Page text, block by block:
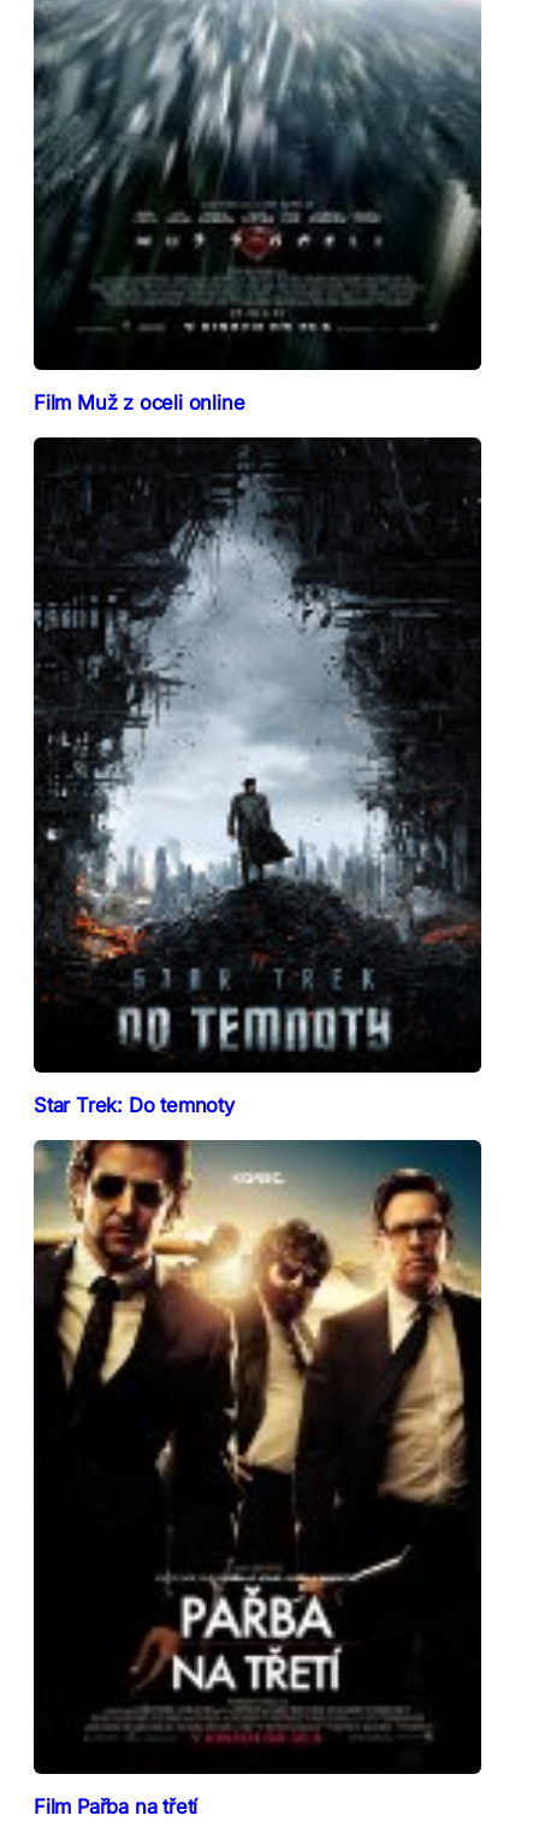
Film Muž z oceli online
Star Trek: Do temnoty
Film Pařba na třetí